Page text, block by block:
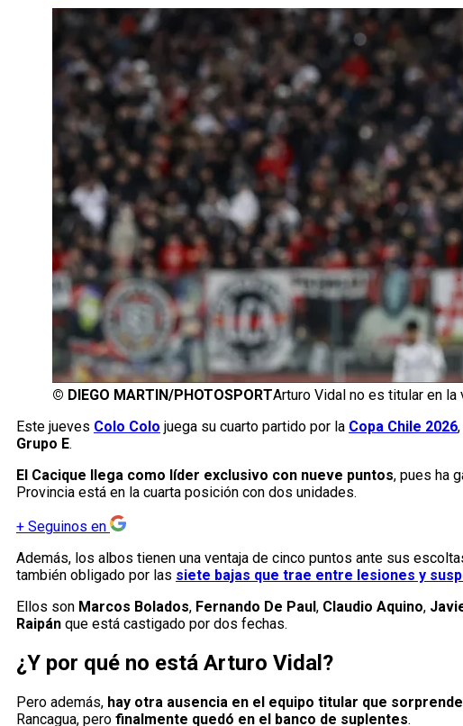
© DIEGO MARTIN/PHOTOSPORTArturo Vidal no es titular en
Este jueves Colo Colo juega su cuarto partido por la Copa Chile 2026
Grupo E.
El Cacique llega como líder exclusivo con nueve puntos, pues ha
Provincia está en la cuarta posición con dos unidades.
+ Seguinos en
Además, los albos tienen una ventaja de cinco puntos ante sus
también obligado por las siete bajas que trae entre lesiones y
Ellos son Marcos Bolados, Fernando De Paul , Claudio Aquino,
Raipán que está castigado por dos fechas.
¿Y por qué no está Arturo Vidal?
Pero además, hay otra ausencia en el equipo titular que
Rancagua, pero finalmente quedó en el banco de suplentes.